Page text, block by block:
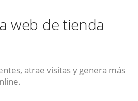
web de tienda
atrae visitas y genera más